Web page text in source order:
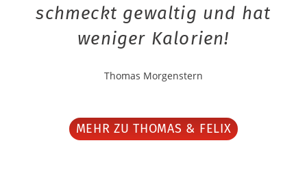
schmeckt gewaltig und hat
weniger Kalorien!
Thomas Morgenstern
MEHR ZU THOMAS & FELIX